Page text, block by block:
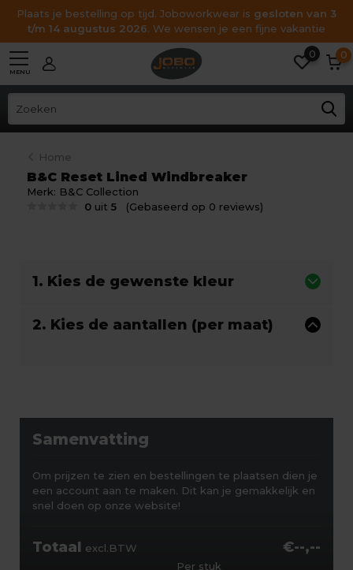
Plaats je bestelling op tijd. Joboworkwear is gesloten van 3
t/m 14 augustus 2026. We wensen je een fijne vakantie
MENU
0 0
Home
B&C Reset Lined Windbreaker
Merk: B&C Collection
0 uit5 (Gebaseerd op 0 reviews)
1. Kies de gewenste kleur
2. Kies de aantallen (per maat)
Samenvatting
Om prijzen te zien en bestellingen te plaatsen dien je
een account aan te maken. Dit kan je gemakkelijk en
snel doen op onze website!
Totaal excl.BTW €--,--
Per stuk